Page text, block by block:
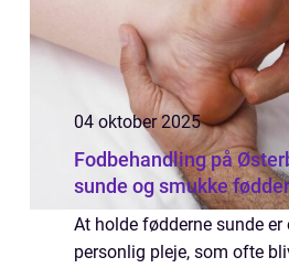
04 oktober 2025
Fodbehandling på
sunde og smukke fødder
At holde fødderne sunde
personlig pleje, som ofte